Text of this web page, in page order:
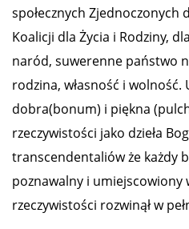
społecznych Zjednoczonych
Koalicji dla Życia i Rodziny,
naród, suwerenne państwo
rodzina, własność i
dobra(bonum) i piękna
rzeczywistości jako dzieła
transcendentaliów że każdy
poznawalny i umiejscowiony
rzeczywistości rozwinął w